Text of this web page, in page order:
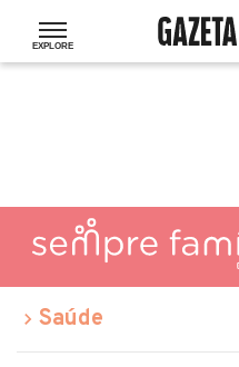
Saúde